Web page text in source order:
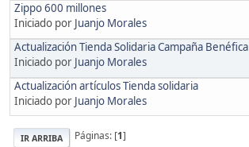
Zippo 600 millones
Iniciado por Juanjo Morales
Actualización Tienda Solidaria Campaña Benéfica
Iniciado por Juanjo Morales
Actualización artículos Tienda solidaria
Iniciado por Juanjo Morales
IR ARRIBA Páginas: [1]